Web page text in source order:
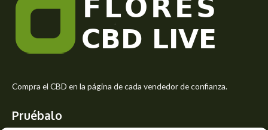
s
e
Compra el CBD en la página de cada vendedor de confianza.
Pruébalo